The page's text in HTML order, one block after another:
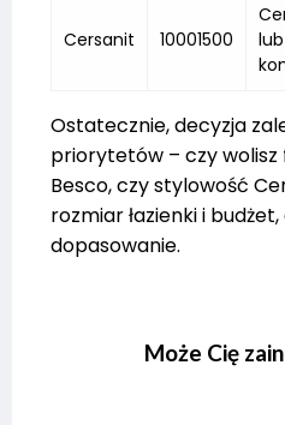
Cersanit 10001500
lub
Ostatecznie, decyzja
priorytetów – czy wolisz
Besco, czy stylowość
rozmiar łazienki i
dopasowanie.
Może Cię